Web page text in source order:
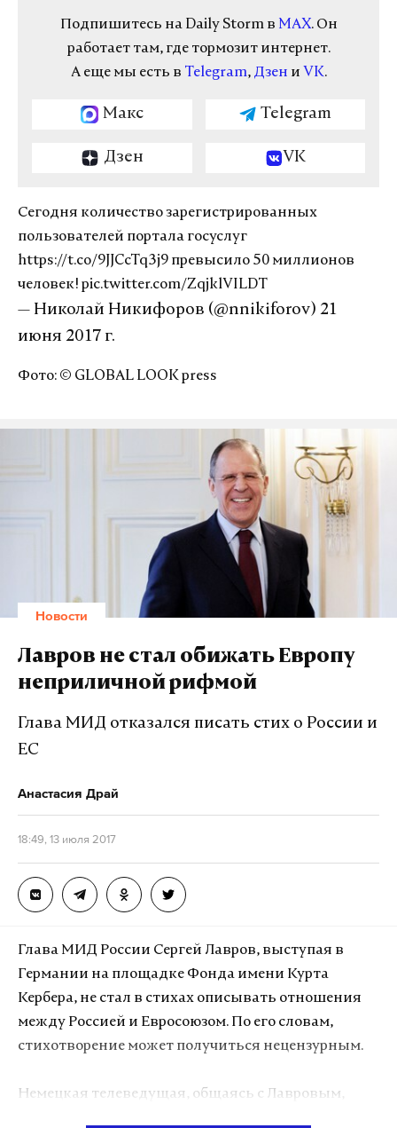
Подпишитесь на Daily Storm в MAX. Он
работает там, где тормозит интернет.
А еще мы есть в Telegram, Дзен и VK.
Макс Telegram
Дзен VK
Сегодня количество зарегистрированных
пользователей портала госуслуг
https://t.co/9JJCcTq3j9 превысило 50 миллионов
человек! pic.twitter.com/ZqjklVILDT
— Николай Никифоров (@nnikiforov) 21
июня 2017 г.
Фото: © GLOBAL LOOK press
Новости
Лавров не стал обижать Европу
неприличной рифмой
Глава МИД отказался писать стих о России и
ЕС
Анастасия Драй
18:49, 13 июля 2017
Глава МИД России Сергей Лавров, выступая в
Германии на площадке Фонда имени Курта
Кербера, не стал в стихах описывать отношения
между Россией и Евросоюзом. По его словам,
стихотворение может получиться нецензурным.
Немецкая телеведущая, общаясь с Лавровым,